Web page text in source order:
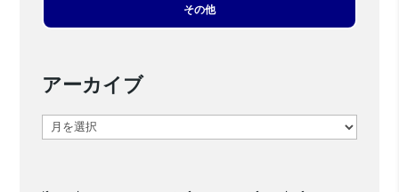
その他
アーカイブ
ア